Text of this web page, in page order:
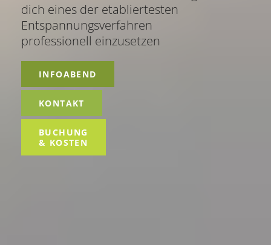
dich eines der etabliertesten
Entspannungsverfahren
professionell einzusetzen
INFOABEND
KONTAKT
BUCHUNG
& KOSTEN